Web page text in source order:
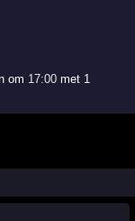
om 17:00 met 1